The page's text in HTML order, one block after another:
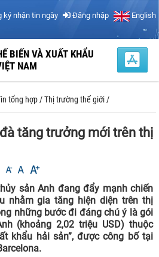
ký nhận tin ngày Đăng nhập English
BIẾN VÀ XUẤT KHẨU
NAM
tổng hợp /Thị trường thế giới /
tăng trưởng mới trên thị
sản Anh đang đẩy mạnh chiến
nhằm gia tăng hiện diện trên thị
những bước đi đáng chú ý là gói
(khoảng 2,02 triệu USD) thuộc
khẩu hải sản”, được công bố tại